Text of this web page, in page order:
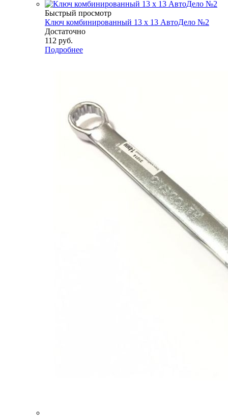
Быстрый просмотр
Ключ комбинированный 13 х 13 АвтоДело №2
Достаточно
112 руб.
Подробнее